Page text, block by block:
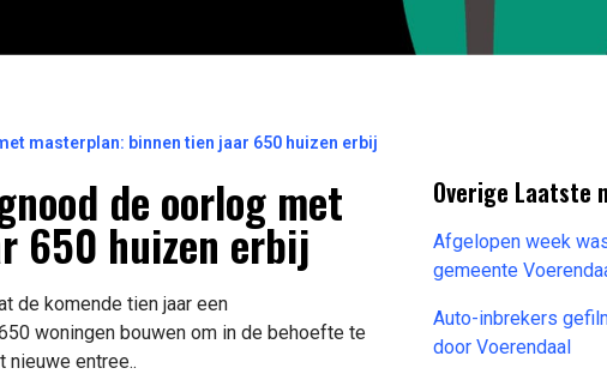
masterplan: binnen tien jaar 650 huizen erbij
de oorlog met
650 huizen erbij
de komende tien jaar een
woningen bouwen om in de behoefte te
nieuwe entree..
Overige Laatste
Afgelopen week
gemeente
Auto-inbrekers
door Voerendaal